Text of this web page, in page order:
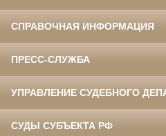
СПРАВОЧНАЯ ИНФОРМАЦИЯ
ПРЕСС-СЛУЖБА
УПРАВЛЕНИЕ СУДЕБНОГО
СУДЫ СУБЪЕКТА РФ